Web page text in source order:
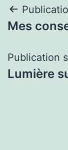
de
l’article
Mes
Publication
Lumière